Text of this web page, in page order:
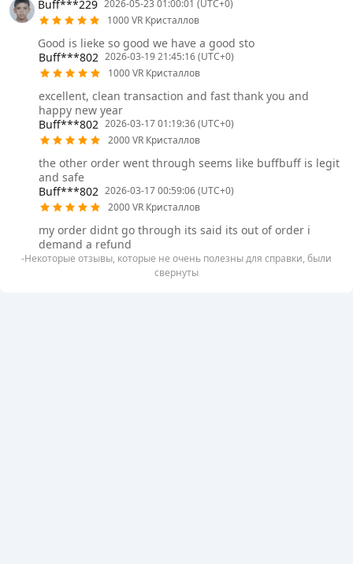
Buff***229 2026-05-23 01:00:01 (UTC+0)
1000 VR Кристаллов
Good is lieke so good we have a good sto
Buff***802 2026-03-19 21:45:16 (UTC+0)
1000 VR Кристаллов
excellent, clean transaction and fast thank you and
happy new year
Buff***802 2026-03-17 01:19:36 (UTC+0)
2000 VR Кристаллов
the other order went through seems like buffbuff is legit
and safe
Buff***802 2026-03-17 00:59:06 (UTC+0)
2000 VR Кристаллов
my order didnt go through its said its out of order i
demand a refund
-Некоторые отзывы, которые не очень полезны для справки, были
свернуты